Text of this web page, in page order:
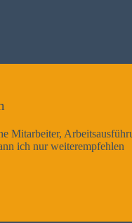
sehr gut und sehr